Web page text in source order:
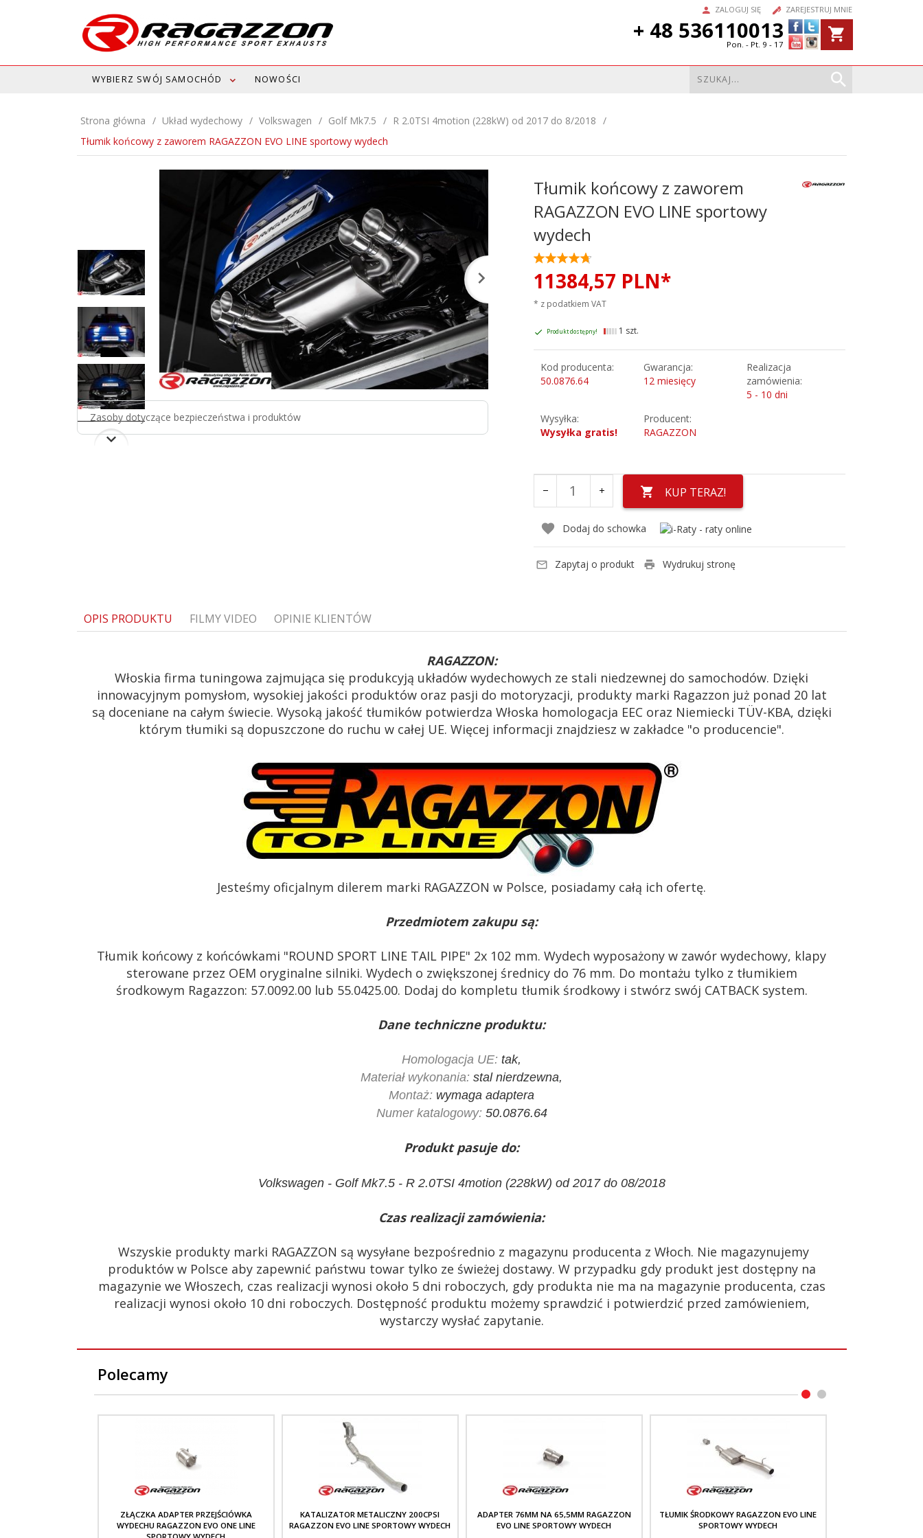
ZALOGUJ SIĘ ZAREJESTRUJ MNIE
+ 48 536110013
Pon. - Pt. 9 - 17
WYBIERZ SWÓJ SAMOCHÓD NOWOŚCI
Strona główna Układ wydechowy Volkswagen Golf Mk7.5
R 2.0TSI 4motion (228kW) od 2017 do 8/2018
Tłumik końcowy z zaworem RAGAZZON EVO LINE sportowy wydech
Zasoby dotyczące bezpieczeństwa i produktów
Tłumik końcowy z zaworem
RAGAZZON EVO LINE sportowy
wydech
11384,57 PLN*
* z podatkiem VAT
Produkt dostępny! 1 szt.
Kod producenta:
50.0876.64
Gwarancja:
12 miesięcy
Realizacja
zamówienia:
5 - 10 dni
Wysyłka:
Wysyłka gratis!
Producent:
RAGAZZON
KUP TERAZ!
Dodaj do schowka
Zapytaj o produkt Wydrukuj stronę
OPIS PRODUKTU FILMY VIDEO OPINIE KLIENTÓW
RAGAZZON:
Włoskia firma tuningowa zajmująca się produkcyją układów wydechowych ze stali niedzewnej do samochodów. Dzięki
innowacyjnym pomysłom, wysokiej jakości produktów oraz pasji do motoryzacji, produkty marki Ragazzon już ponad 20 lat
są doceniane na całym świecie. Wysoką jakość tłumików potwierdza Włoska homologacja EEC oraz Niemiecki TÜV-KBA, dzięki
którym tłumiki są dopuszczone do ruchu w całej UE. Więcej informacji znajdziesz w zakładce "o producencie".
Jesteśmy oficjalnym dilerem marki RAGAZZON w Polsce, posiadamy całą ich ofertę.
Przedmiotem zakupu są:
Tłumik końcowy z końcówkami "ROUND SPORT LINE TAIL PIPE" 2x 102 mm. Wydech wyposażony w zawór wydechowy, klapy
sterowane przez OEM oryginalne silniki. Wydech o zwiększonej średnicy do 76 mm. Do montażu tylko z tłumikiem
środkowym Ragazzon: 57.0092.00 lub 55.0425.00. Dodaj do kompletu tłumik środkowy i stwórz swój CATBACK system.
Dane techniczne produktu:
Homologacja UE: tak,
Materiał wykonania: stal nierdzewna,
Montaż: wymaga adaptera
Numer katalogowy:50.0876.64
Produkt pasuje do:
Volkswagen - Golf Mk7.5 - R 2.0TSI 4motion (228kW) od 2017 do 08/2018
Czas realizacji zamówienia:
Wszyskie produkty marki RAGAZZON są wysyłane bezpośrednio z magazynu producenta z Włoch. Nie magazynujemy
produktów w Polsce aby zapewnić państwu towar tylko ze świeżej dostawy. W przypadku gdy produkt jest dostępny na
magazynie we Włoszech, czas realizacji wynosi około 5 dni roboczych, gdy produkta nie ma na magazynie producenta, czas
realizacji wynosi około 10 dni roboczych. Dostępność produktu możemy sprawdzić i potwierdzić przed zamówieniem,
wystarczy wysłać zapytanie.
Polecamy
ZŁĄCZKA ADAPTER PRZEJŚCIÓWKA
WYDECHU RAGAZZON EVO ONE LINE
KATALIZATOR METALICZNY 200CPSI
RAGAZZON EVO LINE SPORTOWY WYDECH
ADAPTER 76MM NA 65,5MM RAGAZZON
EVO LINE SPORTOWY WYDECH
TŁUMIK ŚRODKOWY RAGAZZON EVO LINE
SPORTOWY WYDECH